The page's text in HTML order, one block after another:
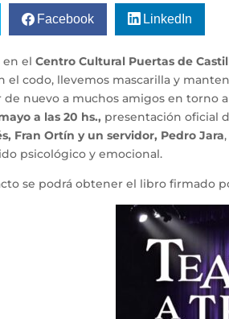
Facebook LinkedIn
en elCentro Cultural Puertas de
el codo, llevemos mascarilla y
de nuevo a muchos amigos en torno
a las 20 hs., presentación oficial
Fran Ortín y un servidor, Pedro Jara
psicológico y emocional.
se podrá obtener el libro firmado